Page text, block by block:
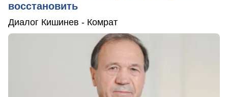
восстановить
Диалог Кишинев - Комрат